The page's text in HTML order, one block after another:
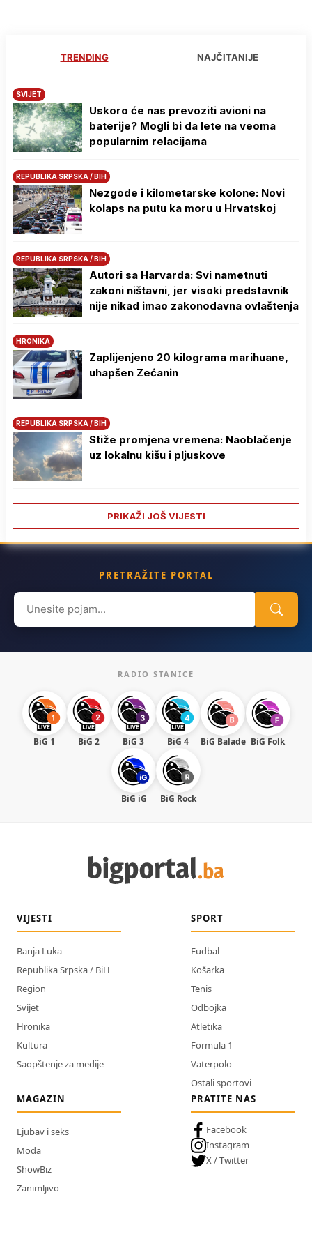
TRENDING NAJČITANIJE
SVIJET
Uskoro će nas prevoziti avioni na
baterije? Mogli bi da lete na veoma
popularnim relacijama
REPUBLIKA SRPSKA / BIH
Nezgode i kilometarske kolone: Novi
kolaps na putu ka moru u Hrvatskoj
REPUBLIKA SRPSKA / BIH
Autori sa Harvarda: Svi nametnuti
zakoni ništavni, jer visoki predstavnik
nije nikad imao zakonodavna ovlaštenja
HRONIKA
Zaplijenjeno 20 kilograma marihuane,
uhapšen Zećanin
REPUBLIKA SRPSKA / BIH
Stiže promjena vremena: Naoblačenje
uz lokalnu kišu i pljuskove
PRIKAŽI JOŠ VIJESTI
PRETRAŽITE PORTAL
Search
for:
RADIO STANICE
BiG 1 BiG 2 BiG 3 BiG 4 BiG Balade BiG Folk
BiG iG BiG Rock
VIJESTI
Banja Luka
Republika Srpska / BiH
Region
Svijet
Hronika
Kultura
Saopštenje za medije
SPORT
Fudbal
Košarka
Tenis
Odbojka
Atletika
Formula 1
Vaterpolo
Ostali sportovi
MAGAZIN
Ljubav i seks
Moda
ShowBiz
Zanimljivo
PRATITE NAS
Facebook
Instagram
X / Twitter